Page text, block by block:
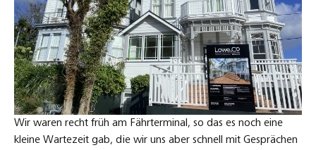
Wir waren recht früh am Fährterminal, so das es noch eine
kleine Wartezeit gab, die wir uns aber schnell mit Gesprächen